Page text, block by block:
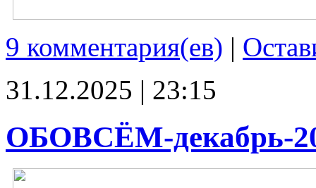
9 комментария(ев) |
31.12.2025 | 23:15
ОБОВСЁМ-декабрь-